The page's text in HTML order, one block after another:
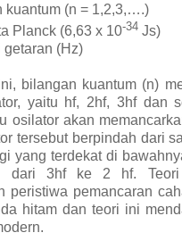
kuantum (n = 1,2,3,….)
Planck (6,63 x 10-34 Js)
getaran (Hz)
bilangan kuantum (n)
yaitu hf, 2hf, 3hf dan
osilator akan
tersebut berpindah dari
yang terdekat di
dari 3hf ke 2 hf. Teori
peristiwa pemancaran
hitam dan teori ini